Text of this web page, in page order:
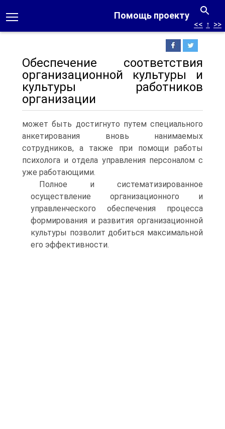
Помощь проекту
<< ↑ >>
Обеспечение соответствия
организационной культуры и
культуры работников
организации
может быть достигнуто путем специального
анкетирования вновь нанимаемых
сотрудников, а также при помощи работы
психолога и отдела управления персоналом с
уже работающими.
Полное и систематизированное
осуществление организационного и
управленческого обеспечения процесса
формирования и развития организационной
культуры позволит добиться максимальной
его эффективности.